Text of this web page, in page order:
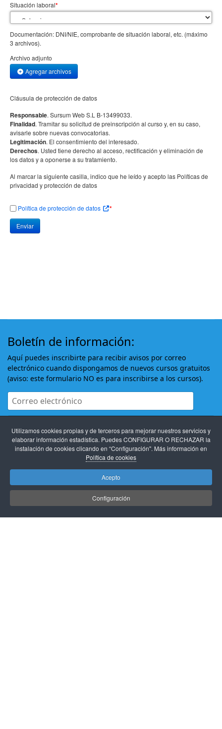
Utilizamos cookies propias y de terceros para mejorar nuestros servicios y
elaborar información estadística. Puedes CONFIGURAR O RECHAZAR la
instalación de cookies clicando en “Configuración". Más información en
Política de cookies
Acepto
Configuración
Situación laboral*
Documentación: DNI/NIE, comprobante de situación laboral, etc. (máximo
3 archivos).
Archivo adjunto
Agregar archivos
Cláusula de protección de datos
Responsable. Sursum Web S.L B-13499033.
Finalidad. Tramitar su solicitud de preinscripción al curso y, en su caso,
avisarle sobre nuevas convocatorias.
Legitimación. El consentimiento del interesado.
Derechos. Usted tiene derecho al acceso, rectificación y eliminación de
los datos y a oponerse a su tratamiento.
Al marcar la siguiente casilla, indico que he leído y acepto las Políticas de
privacidad y protección de datos
Política de protección de datos *
Enviar
Boletín de información:
Aquí puedes inscribirte para recibir avisos por correo
electrónico cuando dispongamos de nuevos cursos gratuitos
(aviso: este formulario NO es para inscribirse a los cursos).
Estoy de acuerdo conTérminos y condiciones
Suscribirse